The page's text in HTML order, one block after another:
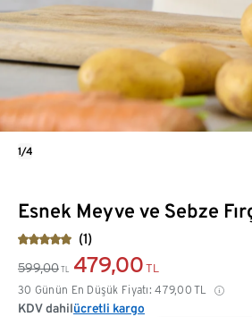
Esnek Meyve ve Sebze
(1)
599,00 TL 479,00 TL
30 Günün En Düşük Fiyatı: 479,00 TL
KDV dahilücretli kargo
1/4